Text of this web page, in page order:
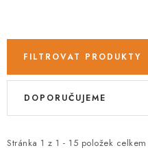
FILTROVAT PRODUKTY
V
i
Stránka 1 z 1 - 15 položek celkem
Ř
e
DOPORUČUJEME